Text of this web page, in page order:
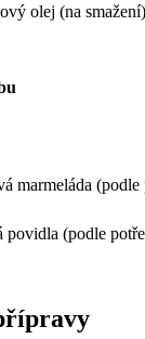
olej (na smažení)
marmeláda (podle
povidla (podle